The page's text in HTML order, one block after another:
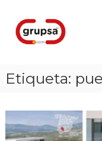
content
Accesos
que
conectan
Etiqueta: